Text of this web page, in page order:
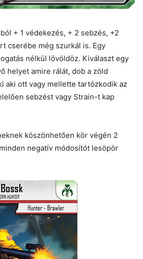
+ 1 védekezés, + 2 sebzés, +2
cserébe még szurkál is. Egy
nélkül lövöldöz. Kiválaszt egy
helyet amire rálát, dob a zöld
aki ott vagy mellette tartózkodik az
sebzést vagy Strain-t kap
köszönhetően kör végén 2
negatív módosítót lesöpör